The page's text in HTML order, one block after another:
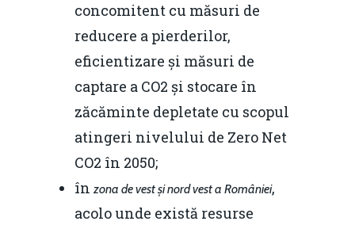
concomitent cu măsuri de
reducere a pierderilor,
eficientizare și măsuri de
captare a CO2 și stocare în
zăcăminte depletate cu scopul
atingeri nivelului de Zero Net
CO2 în 2050;
înzona de vest și nord vest a României,
acolo unde există resurse
Evenimente
Foto
Modelul economic
România – orizont
resurselor naturale
predictibilitate,
Video
Marea Neagră în Noua
Politici Europene în
Economie
EM360 Talk
Burse pentru